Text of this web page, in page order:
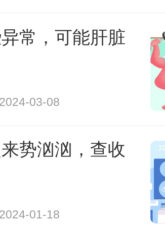
常，可能肝脏
2024-03-08
势汹汹，查收
2024-01-18